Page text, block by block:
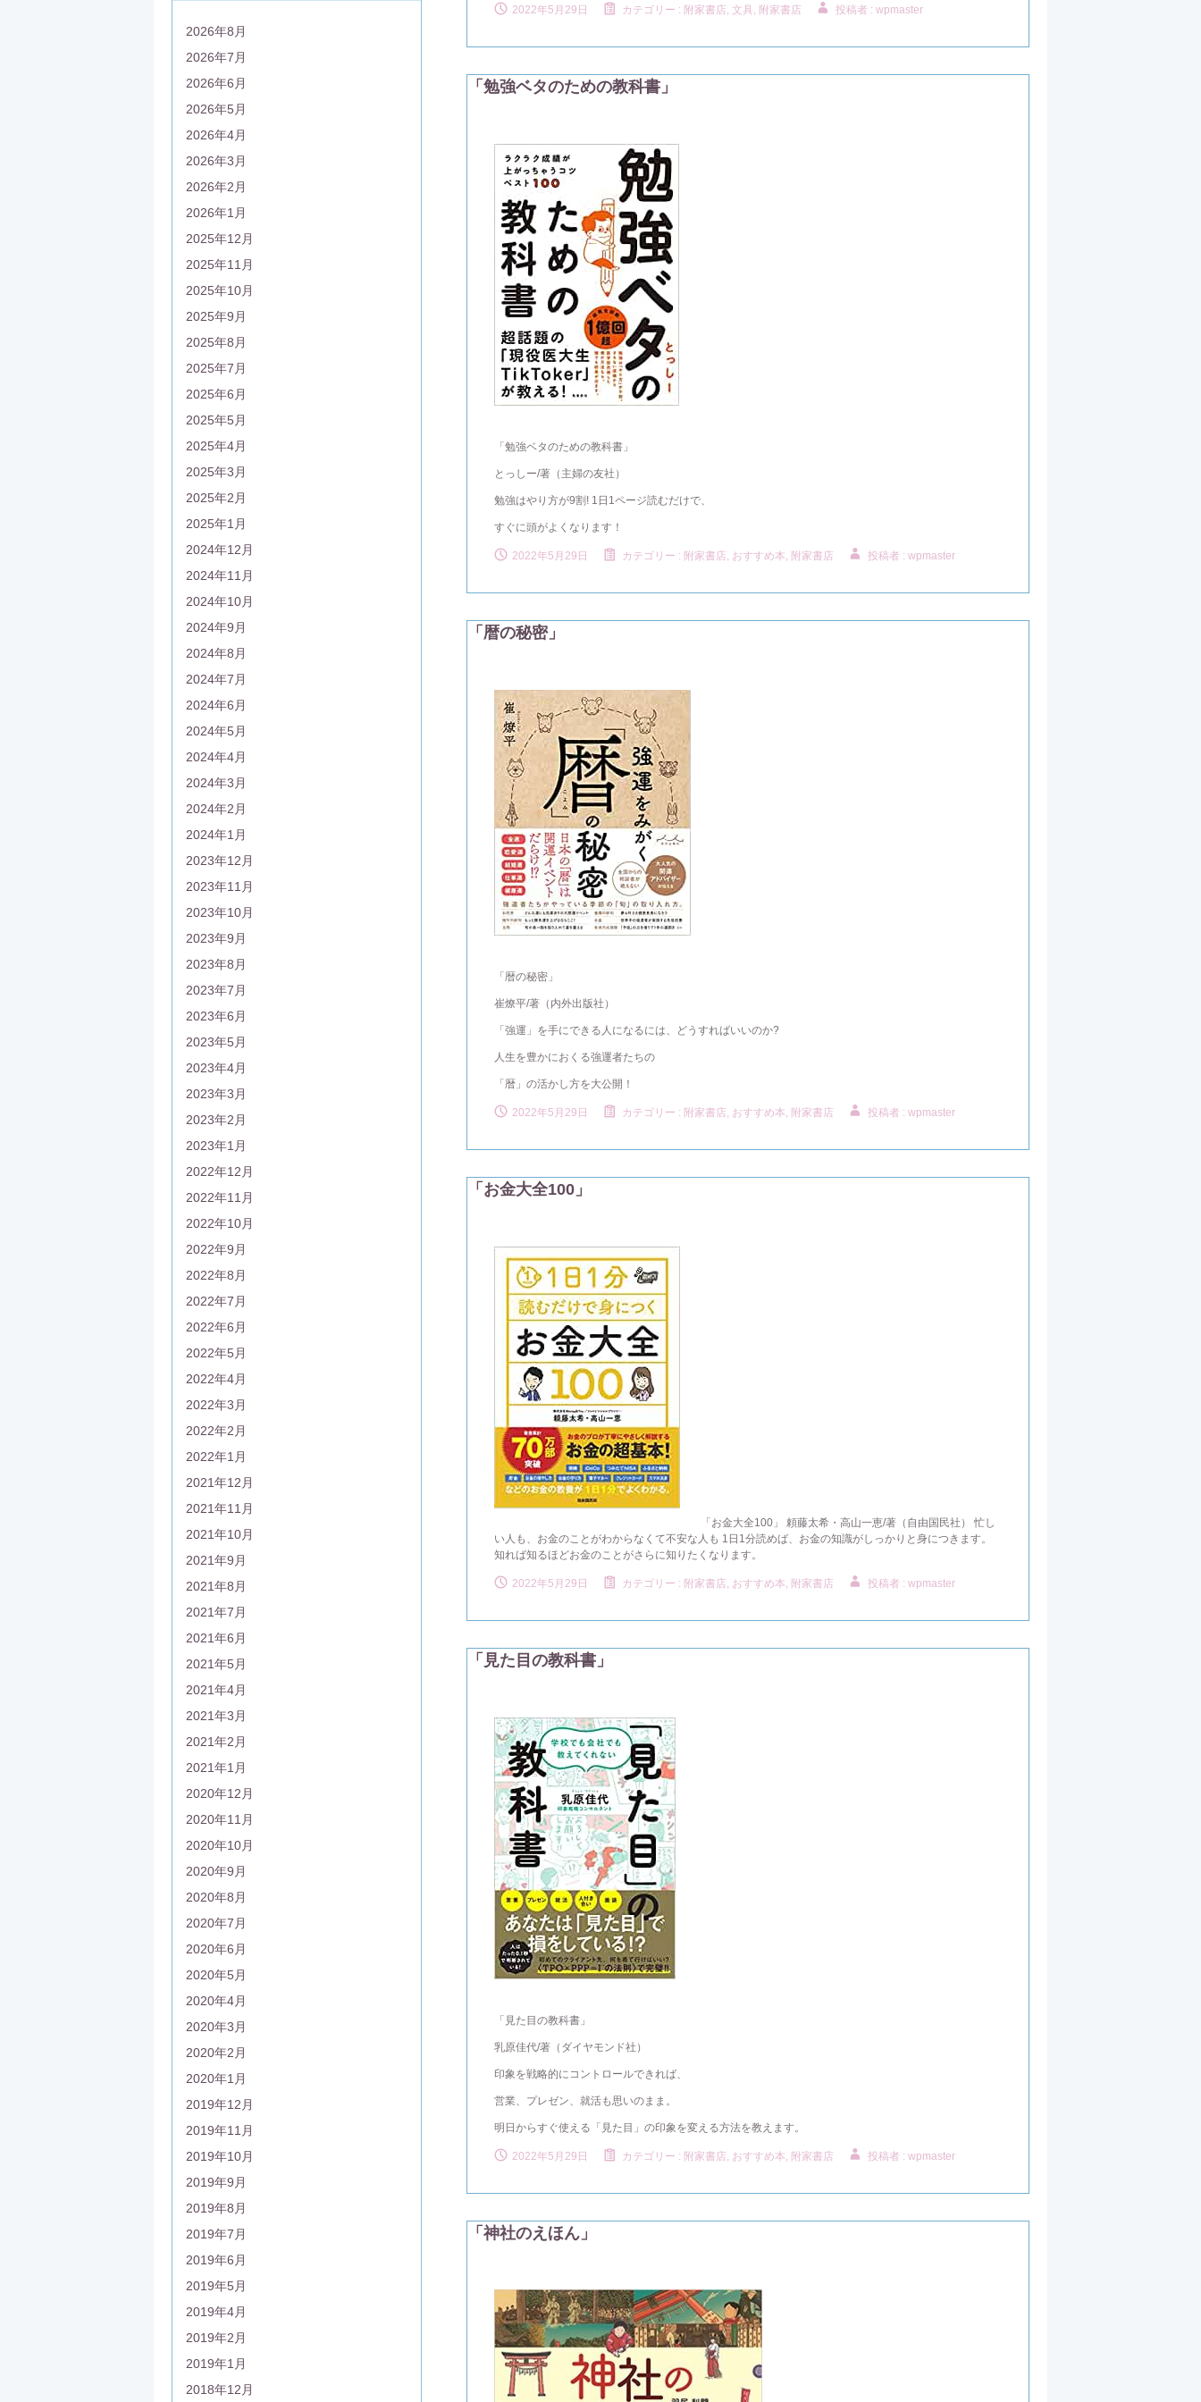
2022年5月29日 カテゴリー : 附家書店, 文具 附家書店 投稿者 : wpmaster
「勉強ベタのための教科書」
「勉強ベタのための教科書」
とっしー/著（主婦の友社）
勉強はやり方が9割! 1日1ページ読むだけで、
すぐに頭がよくなります！
2022年5月29日 カテゴリー : 附家書店, おすすめ本 附家書店 投稿者 : wpmaster
「暦の秘密」
「暦の秘密」
崔燎平/著（内外出版社）
「強運」を手にできる人になるには、どうすればいいのか?
人生を豊かにおくる強運者たちの
「暦」の活かし方を大公開！
2022年5月29日 カテゴリー : 附家書店, おすすめ本 附家書店 投稿者 : wpmaster
「お金大全100」
「お金大全100」 頼藤太希・高山一恵/著（自由国民社） 忙し
い人も、お金のことがわからなくて不安な人も 1日1分読めば、お金の知識がしっかりと身につきます。
知れば知るほどお金のことがさらに知りたくなります。
2022年5月29日 カテゴリー : 附家書店, おすすめ本 附家書店 投稿者 : wpmaster
「見た目の教科書」
「見た目の教科書」
乳原佳代/著（ダイヤモンド社）
印象を戦略的にコントロールできれば、
営業、プレゼン、就活も思いのまま。
明日からすぐ使える「見た目」の印象を変える方法を教えます。
2022年5月29日 カテゴリー : 附家書店, おすすめ本 附家書店 投稿者 : wpmaster
「神社のえほん」
2026年8月
2026年7月
2026年6月
2026年5月
2026年4月
2026年3月
2026年2月
2026年1月
2025年12月
2025年11月
2025年10月
2025年9月
2025年8月
2025年7月
2025年6月
2025年5月
2025年4月
2025年3月
2025年2月
2025年1月
2024年12月
2024年11月
2024年10月
2024年9月
2024年8月
2024年7月
2024年6月
2024年5月
2024年4月
2024年3月
2024年2月
2024年1月
2023年12月
2023年11月
2023年10月
2023年9月
2023年8月
2023年7月
2023年6月
2023年5月
2023年4月
2023年3月
2023年2月
2023年1月
2022年12月
2022年11月
2022年10月
2022年9月
2022年8月
2022年7月
2022年6月
2022年5月
2022年4月
2022年3月
2022年2月
2022年1月
2021年12月
2021年11月
2021年10月
2021年9月
2021年8月
2021年7月
2021年6月
2021年5月
2021年4月
2021年3月
2021年2月
2021年1月
2020年12月
2020年11月
2020年10月
2020年9月
2020年8月
2020年7月
2020年6月
2020年5月
2020年4月
2020年3月
2020年2月
2020年1月
2019年12月
2019年11月
2019年10月
2019年9月
2019年8月
2019年7月
2019年6月
2019年5月
2019年4月
2019年2月
2019年1月
2018年12月